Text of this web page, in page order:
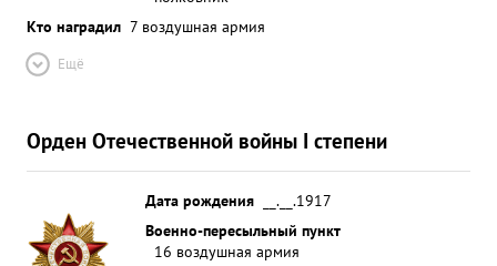
победили врага. 23.9.43г. сбито 2 МЕ-109 и
этих боях наряду с умелым командованием
и мужество, в не обходимые моменты личным
примером воодушевлял ле тчиков на подвиги, им
Кто наградил 7 воздушная армия
Ещё
Орден Отечественной войны I степени
Дата рождения
__.__.1917
Военно-пересыльный пункт
16 воздушная армия